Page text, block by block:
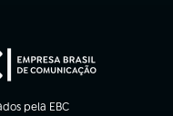
pela EBC